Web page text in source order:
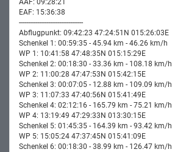
AAF: 09:28:21
EAF: 15:36:38
-----------------------------------
Abflugpunkt: 09:42:23 47:24:51N 015:26:03E
Schenkel 1: 00:59:35 - 45.94 km - 46.26 km/h
WP 1: 10:41:58 47:48:35N 015:15:29E
Schenkel 2: 00:18:30 - 33.36 km - 108.18 km/h
WP 2: 11:00:28 47:47:53N 015:42:15E
Schenkel 3: 00:07:05 - 12.88 km - 109.09 km/h
WP 3: 11:07:33 47:40:56N 015:41:49E
Schenkel 4: 02:12:16 - 165.79 km - 75.21 km/h
WP 4: 13:19:49 47:29:33N 013:30:15E
Schenkel 5: 01:45:35 - 164.39 km - 93.42 km/h
WP 5: 15:05:24 47:37:45N 015:41:09E
Schenkel 6: 00:18:30 - 38.99 km - 126.47 km/h